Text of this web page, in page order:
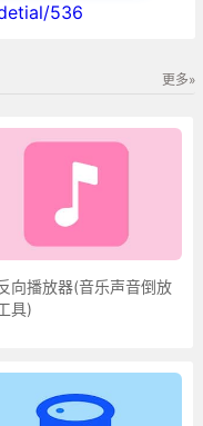
536
更多»
向播放器(音乐声音倒放
具)